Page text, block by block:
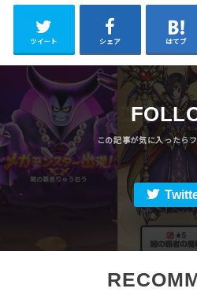
ツイート シェア はてブ